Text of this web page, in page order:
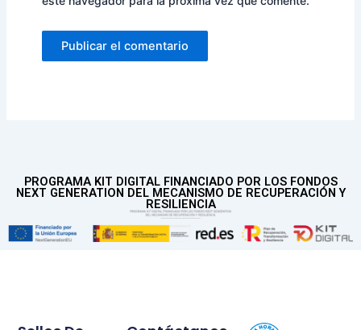
PROGRAMA KIT DIGITAL FINANCIADO POR LOS FONDOS
NEXT GENERATION DEL MECANISMO DE RECUPERACIÓN Y
RESILIENCIA